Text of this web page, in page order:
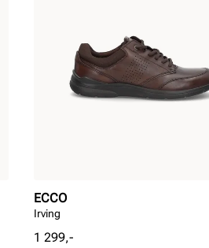
ECCO
Irving
Pris
1 299,-